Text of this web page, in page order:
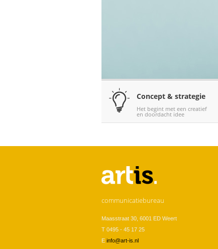
Concept & strategie
Het begint met een creatief
en doordacht idee
communicatiebureau
Maasstraat 30, 6001 ED Weert
T 0495 - 45 17 25
E info@art-is.nl